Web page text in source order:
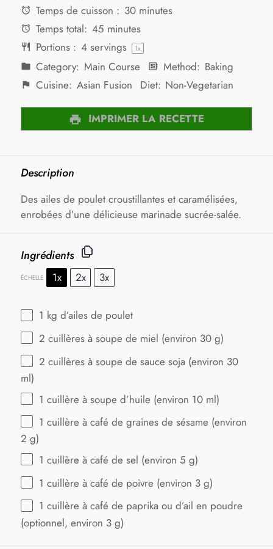
Temps de cuisson : 30 minutes
Temps total: 45 minutes
Portions : 4servings 1x
Category: Main Course Method: Baking
Cuisine: Asian Fusion Diet: Non-Vegetarian
IMPRIMER LA RECETTE
Description
Des ailes de poulet croustillantes et caramélisées,
enrobées d’une délicieuse marinade sucrée-salée.
Ingrédients
ÉCHELLE 1x 2x 3x
1 kg d’ailes de poulet
2 cuillères à soupe de miel (environ 30 g)
2 cuillères à soupe de sauce soja (environ 30
ml)
1 cuillère à soupe d’huile (environ 10 ml)
1 cuillère à café de graines de sésame (environ
2 g)
1 cuillère à café de sel (environ 5 g)
1 cuillère à café de poivre (environ 3 g)
1 cuillère à café de paprika ou d’ail en poudre
(optionnel, environ 3 g)